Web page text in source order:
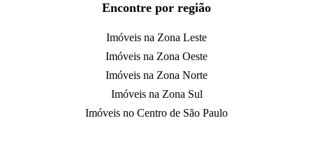
Encontre por região
Imóveis na Zona Leste
Imóveis na Zona Oeste
Imóveis na Zona Norte
Imóveis na Zona Sul
Imóveis no Centro de São Paulo